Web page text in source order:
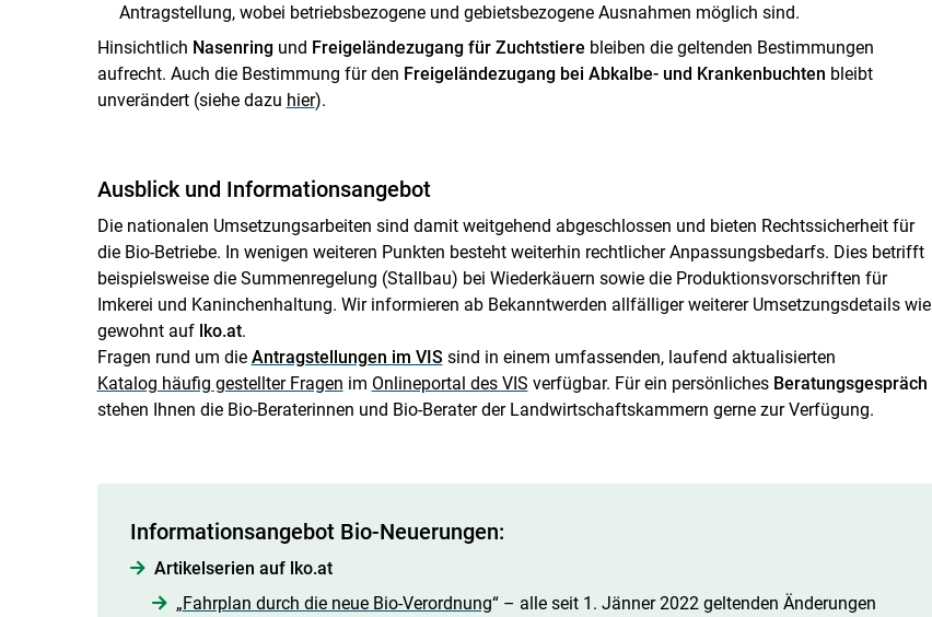
Antragstellung, wobei betriebsbezogene und gebietsbezogene Ausnahmen möglich sind.
Hinsichtlich Nasenringund Freigeländezugang für Zuchtstiere bleiben die geltenden Bestimmungen
aufrecht. Auch die Bestimmung für den Freigeländezugang bei Abkalbe- und Krankenbuchten bleibt
unverändert (siehe dazu hier).
Ausblick und Informationsangebot
Die nationalen Umsetzungsarbeiten sind damit weitgehend abgeschlossen und bieten Rechtssicherheit für
die Bio-Betriebe. In wenigen weiteren Punkten besteht weiterhin rechtlicher Anpassungsbedarfs. Dies betrifft
beispielsweise die Summenregelung (Stallbau) bei Wiederkäuern sowie die Produktionsvorschriften für
Imkerei und Kaninchenhaltung. Wir informieren ab Bekanntwerden allfälliger weiterer Umsetzungsdetails wie
gewohnt auf lko.at.
Fragen rund um die Antragstellungen im VIS sind in einem umfassenden, laufend aktualisierten
Katalog häufig gestellter Fragen im Onlineportal des VIS verfügbar. Für ein persönliches Beratungsgespräch
stehen Ihnen die Bio-Beraterinnen und Bio-Berater der Landwirtschaftskammern gerne zur Verfügung.
Informationsangebot Bio-Neuerungen:
Artikelserien auf lko.at
„Fahrplan durch die neue Bio-Verordnung“ – alle seit 1. Jänner 2022 geltenden Änderungen